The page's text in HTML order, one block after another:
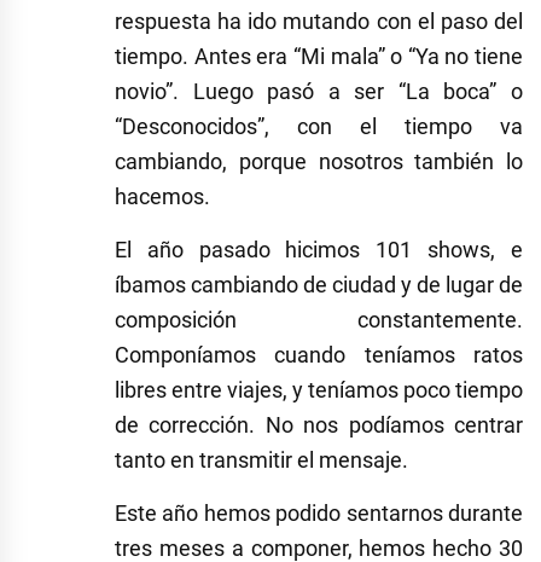
respuesta ha ido mutando con el paso del
tiempo. Antes era “Mi mala” o “Ya no tiene
novio”. Luego pasó a ser “La boca” o
“Desconocidos”, con el tiempo va
cambiando, porque nosotros también lo
hacemos.
El año pasado hicimos 101 shows, e
íbamos cambiando de ciudad y de lugar de
composición constantemente.
Componíamos cuando teníamos ratos
libres entre viajes, y teníamos poco tiempo
de corrección. No nos podíamos centrar
tanto en transmitir el mensaje.
Este año hemos podido sentarnos durante
tres meses a componer, hemos hecho 30